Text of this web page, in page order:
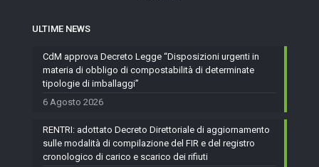
ULTIME NEWS
CdM approva Decreto Legge “Disposizioni urgenti in
materia di obbligo di compostabilità di determinate
tipologie di imballaggi”
6 Agosto 2026
RENTRI: adottato Decreto Direttoriale di aggiornamento
sulle modalità di compilazione del FIR e del registro
cronologico di carico e scarico dei rifiuti